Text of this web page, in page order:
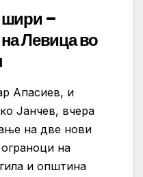
шири –
Левица во
Апасиев, и
Јанчев, вчера
на две нови
на
и општина